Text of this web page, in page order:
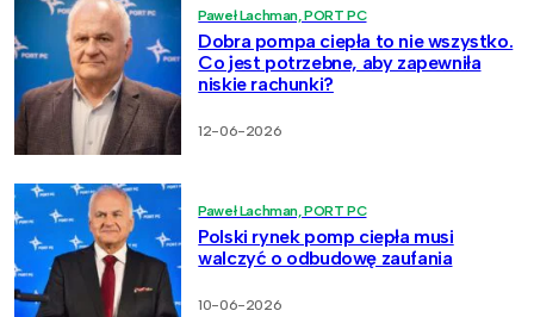
Paweł Lachman, PORT PC
Dobra pompa ciepła to nie wszystko.
Co jest potrzebne, aby zapewniła
niskie rachunki?
12-06-2026
Paweł Lachman, PORT PC
Polski rynek pomp ciepła musi
walczyć o odbudowę zaufania
10-06-2026